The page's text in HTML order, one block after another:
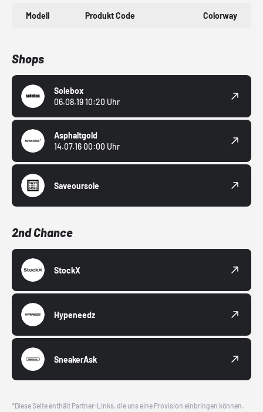
Modell Produkt Code Colorway
Shops
Solebox
06.08.19 10:20 Uhr
Asphaltgold
14.07.16 00:00 Uhr
Saveoursole
2nd Chance
StockX
Hypeneedz
SneakerAsk
*Diese Seite enthält Partner-Links, die uns eine Provision einbringen können.